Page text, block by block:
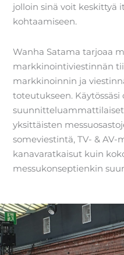
jolloin sinä voit keskittyä
kohtaamiseen.
Wanha Satama tarjoaa
markkinointiviestinnän
markkinoinnin ja
toteutukseen. Käytössäsi
yksittäisten
someviestintä, TV- &
kanavaratkaisut kuin
messukonseptienkin